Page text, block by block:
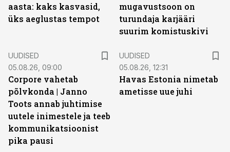
aasta: kaks kasvasid,
üks aeglustas tempot
mugavustsoon on
turundaja karjääri
suurim komistuskivi
UUDISED
05.08.26, 09:00
Corpore vahetab
põlvkonda | Janno
Toots annab juhtimise
uutele inimestele ja teeb
kommunikatsioonist
pika pausi
UUDISED
05.08.26, 12:31
Havas Estonia nimetab
ametisse uue juhi